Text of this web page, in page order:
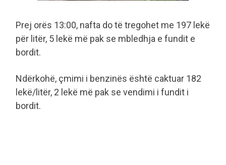
Prej orës 13:00, nafta do të tregohet me 197 lekë
për litër, 5 lekë më pak se mbledhja e fundit e
bordit.
Ndërkohë, çmimi i benzinës është caktuar 182
lekë/litër, 2 lekë më pak se vendimi i fundit i
bordit.